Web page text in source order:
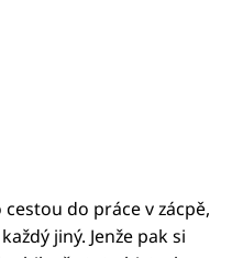
do práce v zácpě,
jiný. Jenže pak si